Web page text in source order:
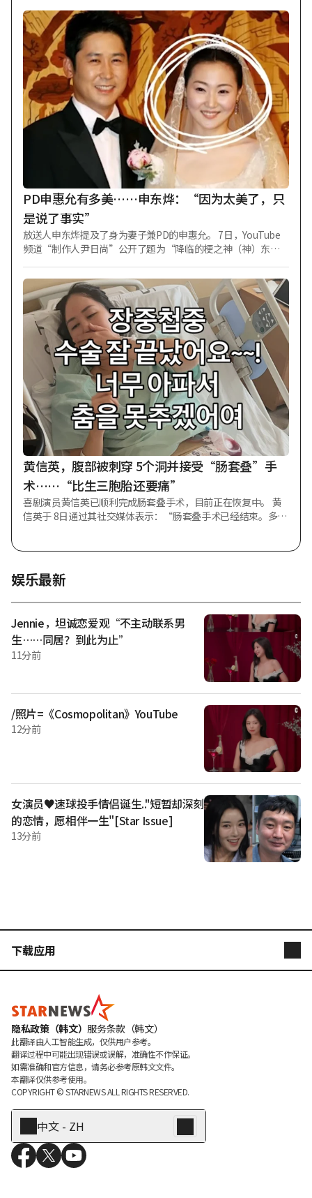
穿拜仁慕尼黑队服出现在演唱会现场一事，曾在金钟国的YouTu
be内容中被再次提及。 金钟国在其YouTube频道"GYM JONG K
OOK"上发布了题为“世界杯后与民在见面……（Feat. 金玟哉
选手，FC拜仁）”的视频。视频中包含了关于世界杯后的幕后
故事、金选手的近况以及未来方向的对话。 在对话中，金钟国
向金选手问道：“前几天BTS的V穿着拜仁慕尼黑队服在演唱会
现场表演时，朋友们说‘啊，那是哈里·凯恩吗？’，于是他
就说‘不，我是民在·金’，你看到了吧？”金选手表示确实
看到了。金钟国接着说：“我偶尔在健身房见到V，能不能对他
说句话？”金选手回应道：“我真的是他的粉丝，希望下次能
一起吃顿美味的饭。”随后金钟国又说：“泰亨也很喜欢吃饭
这类活动，而且V的性格真的很好……" 防弹少年团于当地时间7
月11日和12日在拜仁慕尼黑队的主场安联竞技场进行了演出。
拜仁慕尼黑队曾向防弹少年团成员赠送了拜仁慕尼黑队服。 当V
身穿收到的队
PD申惠允有多美……申东烨：“因为太美了，只
是说了事实”
放送人申东烨提及了身为妻子兼PD的申惠允。 7日，YouTube
频道“制作人尹日尚”公开了题为“降临的梗之神（神）东烨
非常有魅力，有很多艺术家喜欢的元素。”随后问道：“哥哥
被吸引的元素是什么？” 对此，申东烨回答：“因为太美
了。”接着说道：“生活中只需说事实就好。要牢记这一点，
不要啰嗦思考。只要说事实就可以了。”他这样开玩笑道。 尹
日尚谈及自己爱上妻子的原因时也说：“因为太美，因为太
美。”此时申东烨建议：“不能说两遍。在这种场合下，应该
像想的那样，装作害羞地回答。” 另一方面，申东烨与PD申惠
允于2006年结婚，育有两个孩子。
黄信英，腹部被刺穿 5个洞并接受“肠套叠”手
术……“比生三胞胎还要痛”
喜剧演员黄信英已顺利完成肠套叠手术，目前正在恢复中。 黄
信英于 8日通过其社交媒体表示：“肠套叠手术已经结束。多亏
道：“将尽快恢复，以健康的姿态再次出现。” 与此同时公开
的照片中，接受了手术的黄信英双手捂住嘴巴，强忍痛苦。 此
前，黄信英曾透露因突发性肠套叠复发而住院的消息，并表示
“这次肠道发生扭转，即将接受大手术”，引发了诸多担忧。
当时黄信英表示：“9年前曾因肠扭转接受过肠重叠症手术，这
次刚和孩子们结束暑假旅行回来，肠道又发生扭转，导致呼吸
困难，随即被送往急诊室。” 另一方面，黄信英于 2017年与比
她大 5 岁的非演艺界男性结婚，并于 2021年产下三胞胎。
娱乐最新
Jennie，坦诚恋爱观“不主动联系男
生……同居？到此为止”
11分前
/照片=《Cosmopolitan》YouTube
12分前
女演员♥速球投手情侣诞生.."短暂却深刻
的恋情，愿相伴一生"[Star Issue]
13分前
下载应用
STARPOLL
隐私政策（韩文） 服务条款（韩文）
此翻译由人工智能生成，仅供用户参考。
翻译过程中可能出现错误或误解，准确性不作保证。
如需准确和官方信息，请务必参考原韩文文件。
本翻译仅供参考使用。
COPYRIGHT © STARNEWS ALL RIGHTS RESERVED.
中文 - ZH